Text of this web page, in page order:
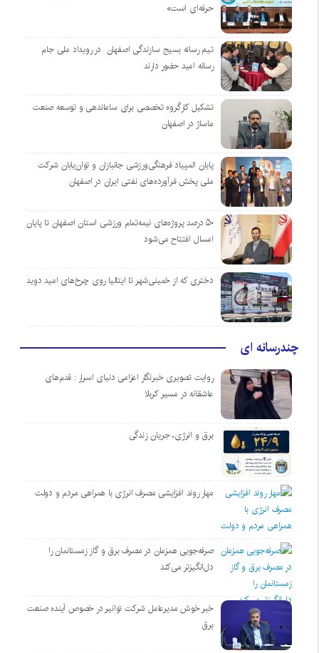
حرفه‌ای است»
تیم رسانه بسیج سازندگی اصفهان در رویداد ملی جام
رسانه امید حضور دارند
تشکیل کارگروه تخصصی برای ساماندهی و توسعه صنعت
ماساژ در اصفهان
پایان المپیاد فرهنگی‌ورزشی جانبازان و توان‌یابان شرکت
ملی پخش فرآورده‌های نفتی ایران در اصفهان
۵۰ درصد پروژه‌های نیمه‌تمام ورزشی استان اصفهان تا پایان
امسال افتتاح می‌شود
دختری که از خمینی‌شهر تا ایتالیا روی چرخ‌های امید دوید
چندرسانه ای
روایت تصویری خبرنگار اعزامی دنیای اسرار : قدم‌های
عاشقانه در مسیر کربلا
برق و انرژی، جریان زندگی
مهار روند افزایشی مصرف انرژی با همراهی مردم و دولت
صرفه‌جویی همزمان در مصرف برق و گاز زمستانمان را
دل‌انگیزتر می‌کند
خبر خوش مدیرعامل شرکت توانیر در خصوص آینده صنعت
برق